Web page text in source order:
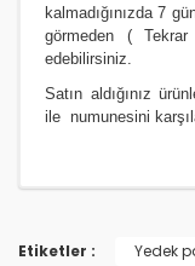
kalmadığınızda 7
görmeden (
edebilirsiniz.
Satın aldığınız
ile numunesini
Etiketler : Yedek